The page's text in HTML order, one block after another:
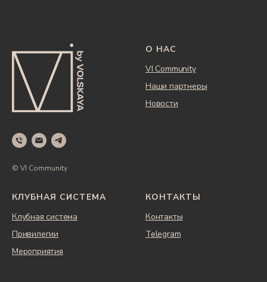
© VI Community
О НАС
VI Community
Наши партнеры
Новости
КЛУБНАЯ СИСТЕМА
Клубная система
Привилегии
Мероприятия
КОНТАКТЫ
Контакты
Telegram